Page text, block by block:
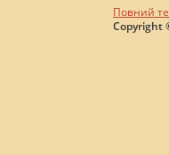
Повний
Copyright